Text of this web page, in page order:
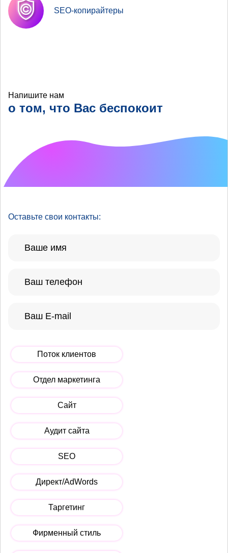
SEO-копирайтеры
Напишите нам
о том, что Вас беспокоит
Оставьте свои контакты:
Поток клиентов
Отдел маркетинга
Сайт
Аудит сайта
SEO
Директ/AdWords
Таргетинг
Фирменный стиль